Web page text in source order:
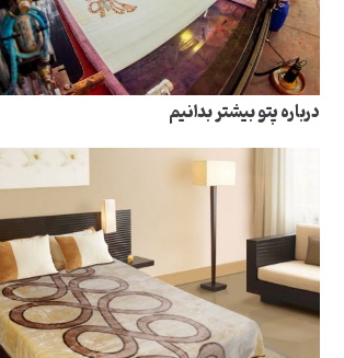
درباره پتو بیشتر بدانیم